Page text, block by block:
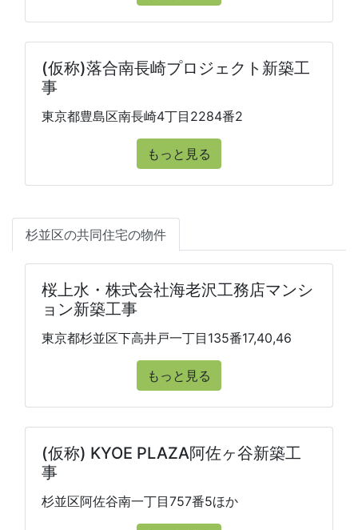
(仮称)落合南長崎プロジェクト新築工
事
東京都豊島区南長崎4丁目2284番2
もっと見る
杉並区の共同住宅の物件
桜上水・株式会社海老沢工務店マンシ
ョン新築工事
東京都杉並区下高井戸一丁目135番17,40,46
もっと見る
(仮称) KYOE PLAZA阿佐ヶ谷新築工
事
杉並区阿佐谷南一丁目757番5ほか